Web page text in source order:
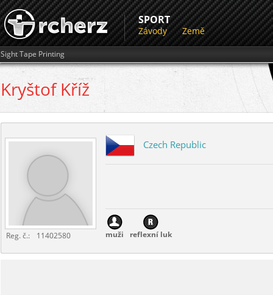
SPORT
Závody Země
Sight Tape Printing
Kryštof Kříž
Reg. č.: 11402580
Czech Republic
muži reflexní luk